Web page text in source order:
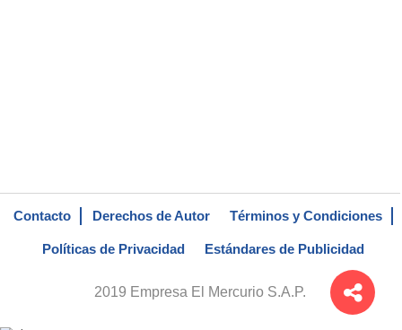
Contacto Derechos de Autor Términos y Condiciones
Políticas de Privacidad Estándares de Publicidad
2019 Empresa El Mercurio S.A.P.